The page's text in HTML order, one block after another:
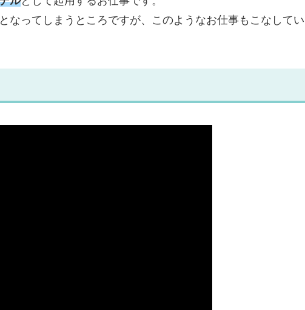
なってしまうところですが、このようなお仕事もこなしてい